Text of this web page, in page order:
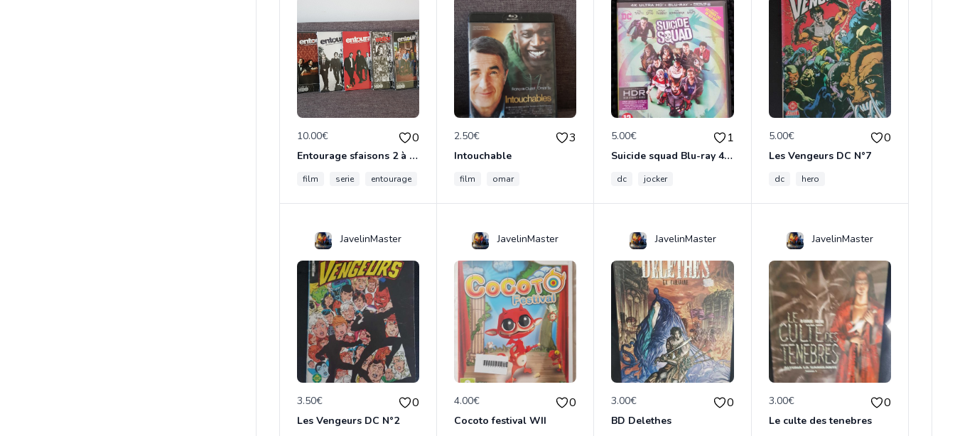
10.00€ 0
Entourage sfaisons 2 à 8 en dvd
film serie entourage
2.50€ 3
Intouchable
film omar
5.00€ 1
Suicide squad Blu-ray 4K ultra HD
dc jocker
5.00€ 0
Les Vengeurs DC N°7
dc hero
JavelinMaster
3.50€ 0
Les Vengeurs DC N°2
JavelinMaster
4.00€ 0
Cocoto festival WII
JavelinMaster
3.00€ 0
BD Delethes
JavelinMaster
3.00€ 0
Le culte des tenebres